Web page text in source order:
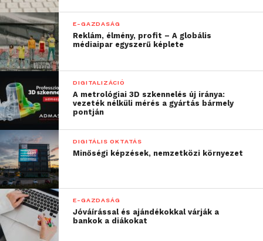
E-GAZDASÁG
Reklám, élmény, profit – A globális
médiaipar egyszerű képlete
DIGITALIZÁCIÓ
A metrológiai 3D szkennelés új iránya:
vezeték nélküli mérés a gyártás bármely
pontján
DIGITÁLIS OKTATÁS
Minőségi képzések, nemzetközi környezet
E-GAZDASÁG
Jóváírással és ajándékokkal várják a
bankok a diákokat